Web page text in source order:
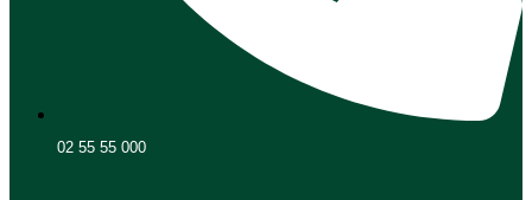
02 55 55 000